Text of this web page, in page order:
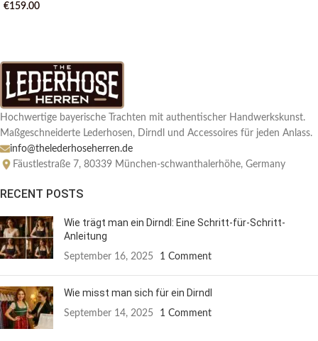
€159.00
Hochwertige bayerische Trachten mit authentischer Handwerkskunst.
Maßgeschneiderte Lederhosen, Dirndl und Accessoires für jeden Anlass.
info@thelederhoseherren.de
Fäustlestraße 7, 80339 München-schwanthalerhöhe, Germany
RECENT POSTS
Wie trägt man ein Dirndl: Eine Schritt-für-Schritt-
Anleitung
September 16, 2025 1 Comment
Wie misst man sich für ein Dirndl
September 14, 2025 1 Comment